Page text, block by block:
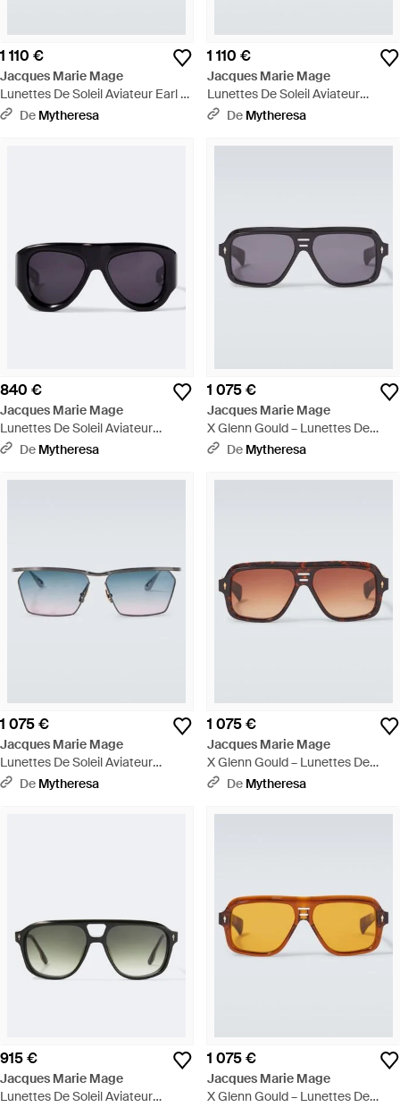
1 110 €
Jacques Marie Mage
Lunettes De Soleil Aviateur Earl -
BleuDe Mytheresa
1 110 €
Jacques Marie Mage
Lunettes De Soleil Aviateur
Jagger - Vert
De Mytheresa
840 €
Jacques Marie Mage
Lunettes De Soleil Aviateur
Barclay - Bleu
De Mytheresa
1 075 €
Jacques Marie Mage
X Glenn Gould – Lunettes De
Soleil Aviateur Fugue - Marron
De Mytheresa
1 075 €
Jacques Marie Mage
Lunettes De Soleil Aviateur
Bresson - Bleu
De Mytheresa
1 075 €
Jacques Marie Mage
X Glenn Gould – Lunettes De
Soleil Aviateur Fugue - Marron
De Mytheresa
915 €
Jacques Marie Mage
Lunettes De Soleil Aviateur
1 075 €
Jacques Marie Mage
X Glenn Gould – Lunettes De